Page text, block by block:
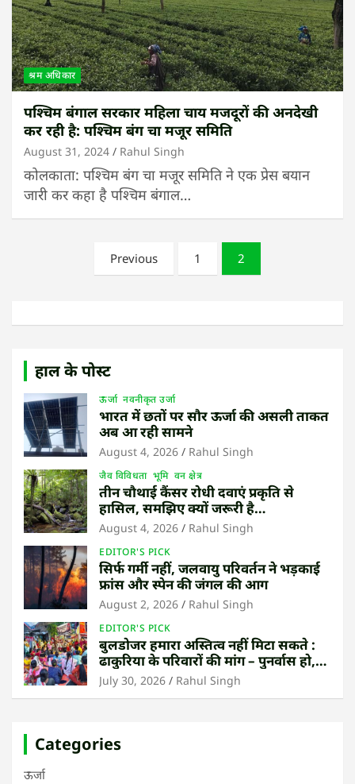
श्रम अधिकार
पश्चिम बंगाल सरकार महिला चाय मजदूरों की अनदेखी
कर रही है: पश्चिम बंग चा मजूर समिति
August 31, 2024 Rahul Singh
कोलकाता: पश्चिम बंग चा मजूर समिति ने एक प्रेस बयान
जारी कर कहा है पश्चिम बंगाल…
pagination
Previous 1 2
हाल के पोस्ट
ऊर्जा नवनीकृत उर्जा
भारत में छतों पर सौर ऊर्जा की असली ताकत
अब आ रही सामने
August 4, 2026 Rahul Singh
जैव विविधता भूमि वन क्षेत्र
तीन चौथाई कैंसर रोधी दवाएं प्रकृति से
हासिल, समझिए क्यों जरूरी है
उष्णकटिबंधीय जंगल बचाना
August 4, 2026 Rahul Singh
EDITOR'S PICK
सिर्फ गर्मी नहीं, जलवायु परिवर्तन ने भड़काई
फ्रांस और स्पेन की जंगल की आग
August 2, 2026 Rahul Singh
EDITOR'S PICK
बुलडोजर हमारा अस्तित्व नहीं मिटा सकते :
ढाकुरिया के परिवारों की मांग – पुनर्वास हो,
बेदखली नहीं
July 30, 2026 Rahul Singh
Categories
ऊर्जा